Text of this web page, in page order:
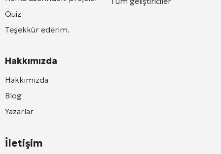
Quiz
Teşekkür ederim.
Hakkımızda
Hakkımızda
Blog
Yazarlar
İletişim